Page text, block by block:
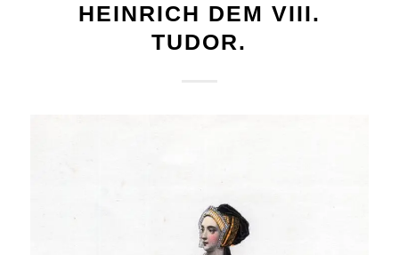
HEINRICH DEM VIII.
TUDOR.